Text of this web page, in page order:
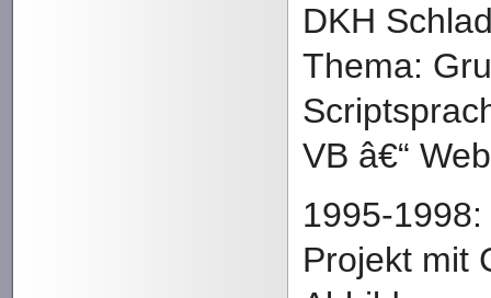
DKH
Thema:
VB â€“
1995-1998:
Projekt mit